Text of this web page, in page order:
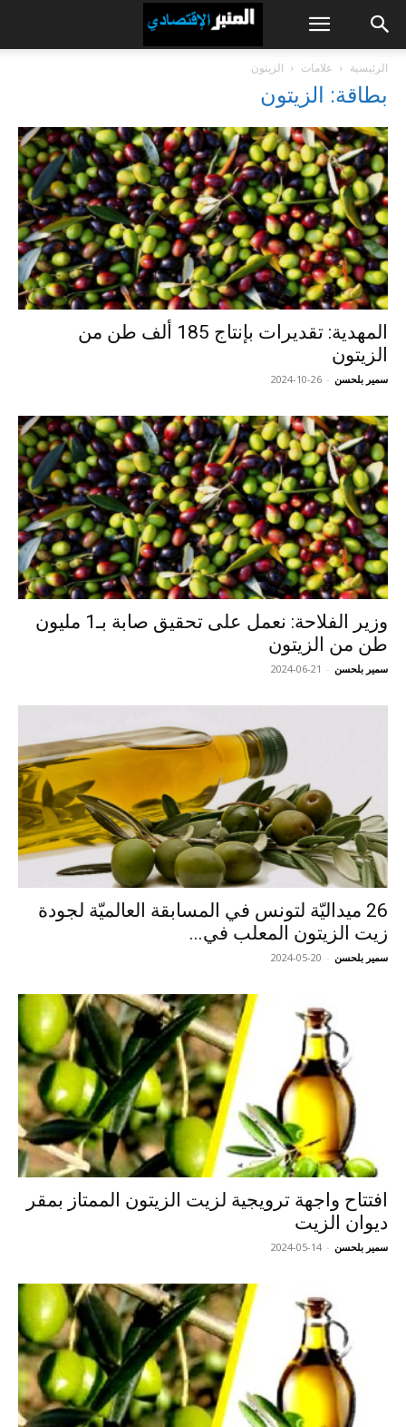
الرئيسية علامات الزيتون
بطاقة: الزيتون
المهدية: تقديرات بإنتاج 185 ألف طن من
الزيتون
سمير بلحسن -
2024-10-26
وزير الفلاحة: نعمل على تحقيق صابة بـ1 مليون
طن من الزيتون
سمير بلحسن -
2024-06-21
26 ميداليّة لتونس في المسابقة العالميّة لجودة
زيت الزيتون المعلب في...
سمير بلحسن -
2024-05-20
افتتاح واجهة ترويجية لزيت الزيتون الممتاز بمقر
ديوان الزيت
سمير بلحسن -
2024-05-14